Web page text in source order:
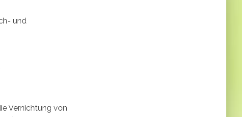
und
Vernichtung von